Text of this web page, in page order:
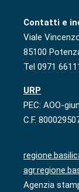
Contatti e
Viale
85100
Tel 0971
URP
PEC: AOO-
C.F.
Agenzia